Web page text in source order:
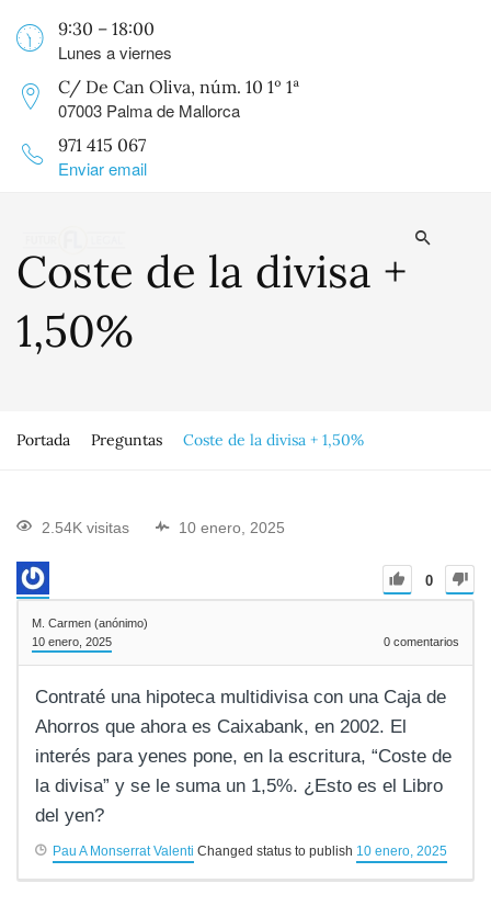
9:30 – 18:00
Lunes a viernes
C/ De Can Oliva, núm. 10 1º 1ª
07003 Palma de Mallorca
971 415 067
Enviar email
Coste de la divisa +
1,50%
Portada Preguntas Coste de la divisa + 1,50%
2.54K visitas 10 enero, 2025
0
M. Carmen (anónimo)
10 enero, 2025
0 comentarios
Contraté una hipoteca multidivisa con una Caja de
Ahorros que ahora es Caixabank, en 2002. El
interés para yenes pone, en la escritura, “Coste de
la divisa” y se le suma un 1,5%. ¿Esto es el Libro
del yen?
Pau A Monserrat Valenti Changed status to publish 10 enero, 2025